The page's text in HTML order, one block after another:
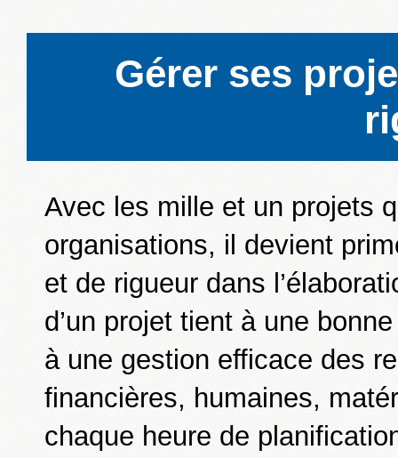
Gérer ses
Avec les mille et un projets
organisations, il devient
et de rigueur dans
d’un projet tient à une
à une gestion efficace des
financières, humaines,
chaque heure de